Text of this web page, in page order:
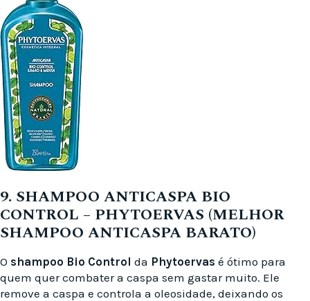
9. SHAMPOO ANTICASPA BIO
CONTROL – PHYTOERVAS (MELHOR
SHAMPOO ANTICASPA BARATO)
O shampoo Bio Control da Phytoervas é ótimo para
quem quer combater a caspa sem gastar muito. Ele
remove a caspa e controla a oleosidade, deixando os